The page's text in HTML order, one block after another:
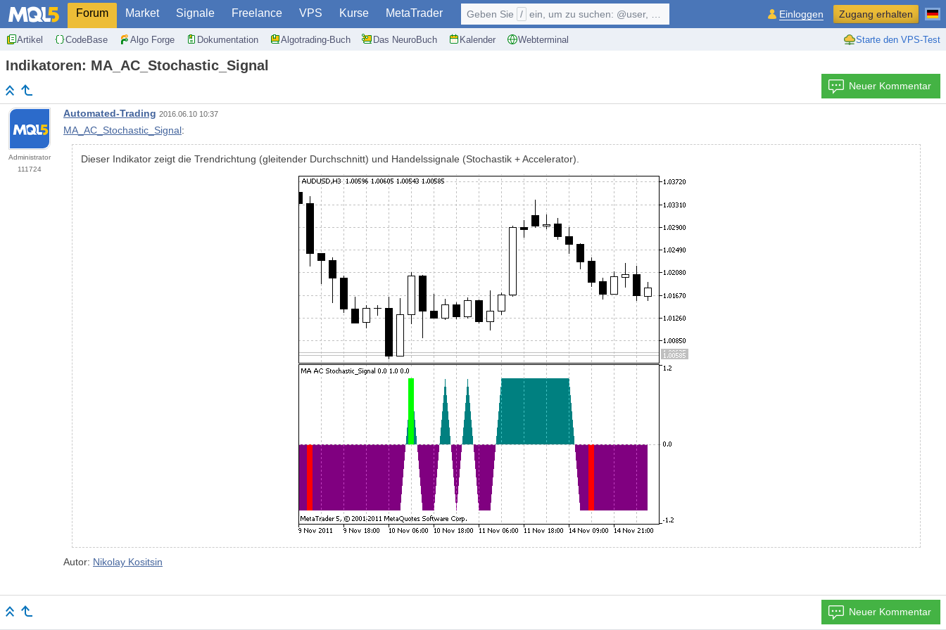
Forum Market Signale Freelance VPS Kurse MetaTrader
Artikel CodeBase Algo Forge Dokumentation Algotrading-Buch Das NeuroBuch Kalender Webterminal Starte den VPS-Test
Geben Sie / ein, um zu suchen: @user, $symbol, ... Einloggen Zugang erhalten
Indikatoren: MA_AC_Stochastic_Signal
Neuer Kommentar
Administrator
111724
Automated-Trading 2016.06.10 10:37
MA_AC_Stochastic_Signal:
Dieser Indikator zeigt die Trendrichtung (gleitender Durchschnitt) und Handelssignale (Stochastik + Accelerator).
Autor: Nikolay Kositsin
Neuer Kommentar